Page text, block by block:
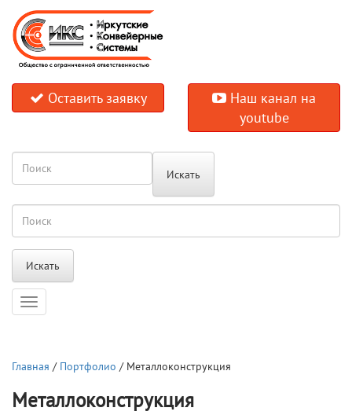
Оставить заявку
Наш канал на
youtube
Искать
Искать
Навигация
Главная / Портфолио / Металлоконструкция
Металлоконструкция